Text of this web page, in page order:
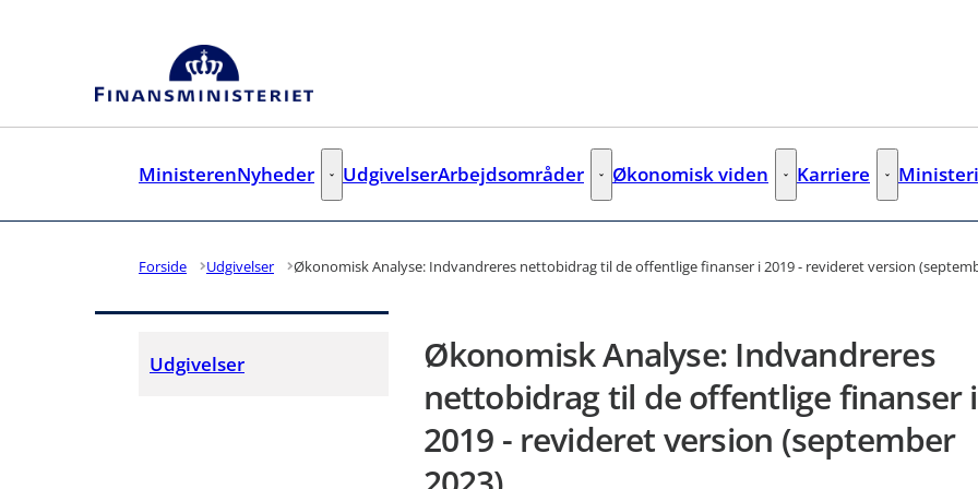
MinisterenNyheder Nyheder - Flere links
UdgivelserArbejdsområder Arbejdsområder - Flere links
Økonomisk viden Økonomisk viden - Flere links
Karriere Karriere -
Forside Udgivelser Økonomisk Analyse: Indvandreres nettobidrag til de offentlige finanser i 2019 - revideret version
Udgivelser
Økonomisk Analyse: Indvandreres
nettobidrag til de offentlige finanser i
2019 - revideret version (september